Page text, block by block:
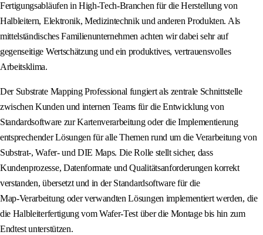
Fertigungsabläufen in High-Tech-Branchen für die Herstellung von
Halbleitern, Elektronik, Medizintechnik und anderen Produkten. Als
mittelständisches Familienunternehmen achten wir dabei sehr auf
gegenseitige Wertschätzung und ein produktives, vertrauensvolles
Arbeitsklima.
Der Substrate Mapping Professional fungiert als zentrale Schnittstelle
zwischen Kunden und internen Teams für die Entwicklung von
Standardsoftware zur Kartenverarbeitung oder die Implementierung
entsprechender Lösungen für alle Themen rund um die Verarbeitung von
Substrat-, Wafer- und DIE Maps. Die Rolle stellt sicher, dass
Kundenprozesse, Datenformate und Qualitätsanforderungen korrekt
verstanden, übersetzt und in der Standardsoftware für die
Map‑Verarbeitung oder verwandten Lösungen implementiert werden, die
die Halbleiterfertigung vom Wafer-Test über die Montage bis hin zum
Endtest unterstützen.